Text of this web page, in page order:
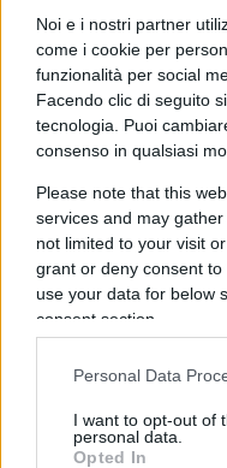
Noi e i nostri partner
come i cookie per
funzionalità per social
Facendo clic di seguito
tecnologia. Puoi
consenso in qualsiasi
Please note that this
services and may
not limited to your visit
grant or deny consent
use your data for below
consent section.
Personal Data
I want to opt-out of
personal data.
Opted In
le competenze.
vita quotidiana dei
nido aziendaliche
nei propri siti
dal settembre dello
della Divisione Navi
secondo verrà
nel cantiere di
stabilimenti
Sempre per
future e neo-
maternità.